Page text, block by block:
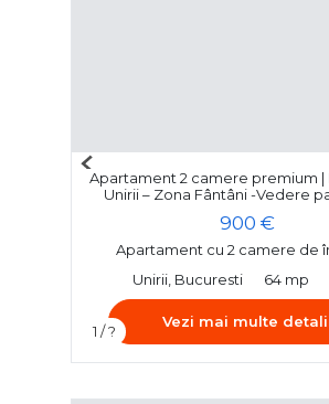
1 / ?
Next
Apartament 2 camere premium |
Unirii – Zona Fântâni -Vedere
900 €
Apartament cu 2 camere de
Unirii, Bucuresti
64 mp
Vezi mai multe